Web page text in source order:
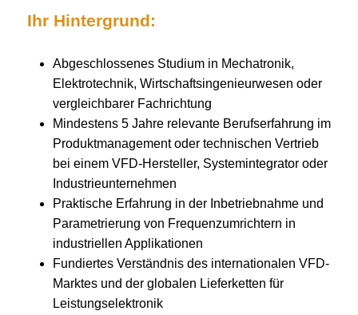
Ihr Hintergrund:
Abgeschlossenes Studium in Mechatronik,
Elektrotechnik, Wirtschaftsingenieurwesen oder
vergleichbarer Fachrichtung
Mindestens 5 Jahre relevante Berufserfahrung im
Produktmanagement oder technischen Vertrieb
bei einem VFD-Hersteller, Systemintegrator oder
Industrieunternehmen
Praktische Erfahrung in der Inbetriebnahme und
Parametrierung von Frequenzumrichtern in
industriellen Applikationen
Fundiertes Verständnis des internationalen VFD-
Marktes und der globalen Lieferketten für
Leistungselektronik